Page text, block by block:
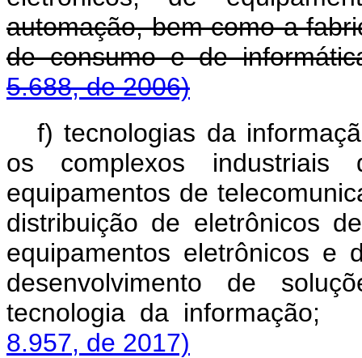
automação, bem como a
de consumo e de
5.688, de 2006)
f) tecnologias da
os complexos industriais
equipamentos de
distribuição de eletrônicos
equipamentos eletrônicos e
desenvolvimento de
tecnologia da
8.957, de 2017)